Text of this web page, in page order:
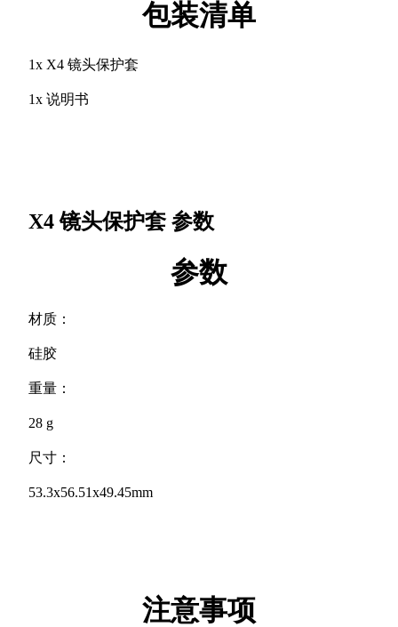
包装清单
1x X4 镜头保护套
1x 说明书
X4 镜头保护套参数
参数
材质：
硅胶
重量：
28 g
尺寸：
53.3x56.51x49.45mm
注意事项